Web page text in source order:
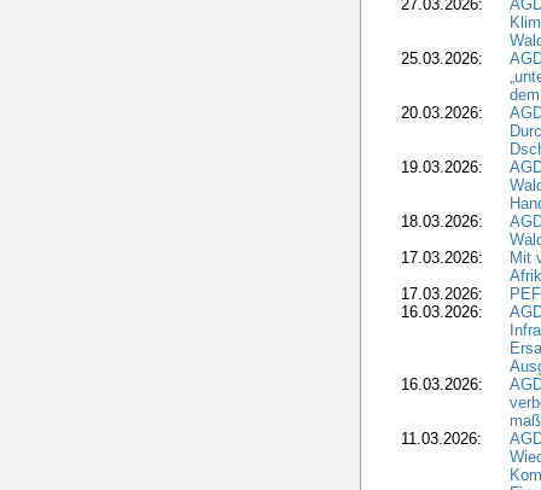
27.03.2026:
25.03.2026:
20.03.2026:
19.03.2026:
18.03.2026:
17.03.2026:
Mit
17.03.2026:
16.03.2026:
16.03.2026:
11.03.2026: